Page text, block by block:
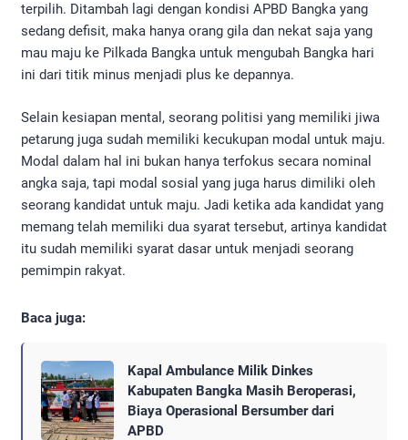
terpilih. Ditambah lagi dengan kondisi APBD Bangka yang
sedang defisit, maka hanya orang gila dan nekat saja yang
mau maju ke Pilkada Bangka untuk mengubah Bangka hari
ini dari titik minus menjadi plus ke depannya.
Selain kesiapan mental, seorang politisi yang memiliki jiwa
petarung juga sudah memiliki kecukupan modal untuk maju.
Modal dalam hal ini bukan hanya terfokus secara nominal
angka saja, tapi modal sosial yang juga harus dimiliki oleh
seorang kandidat untuk maju. Jadi ketika ada kandidat yang
memang telah memiliki dua syarat tersebut, artinya kandidat
itu sudah memiliki syarat dasar untuk menjadi seorang
pemimpin rakyat.
Baca juga:
Kapal Ambulance Milik Dinkes
Kabupaten Bangka Masih Beroperasi,
Biaya Operasional Bersumber dari
APBD